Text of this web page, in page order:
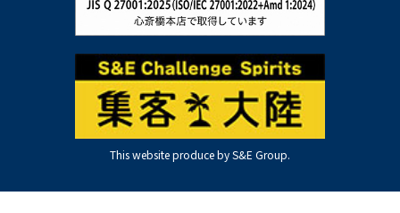
This website produce by S&E Group.